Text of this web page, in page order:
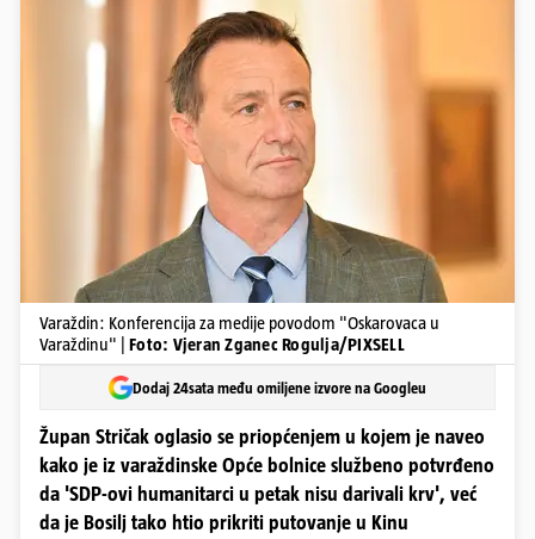
Varaždin: Konferencija za medije povodom "Oskarovaca u
Varaždinu" | Foto: Vjeran Zganec Rogulja/PIXSELL
Dodaj 24sata među omiljene izvore na Googleu
Župan Stričak oglasio se priopćenjem u kojem je naveo
kako je iz varaždinske Opće bolnice službeno potvrđeno
da 'SDP-ovi humanitarci u petak nisu darivali krv', već
da je Bosilj tako htio prikriti putovanje u Kinu